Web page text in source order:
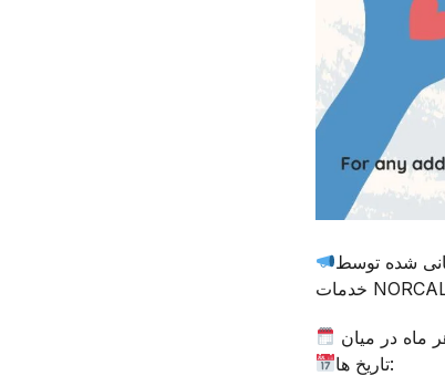
شده توسط
ماه در میان
تاریخ ها: